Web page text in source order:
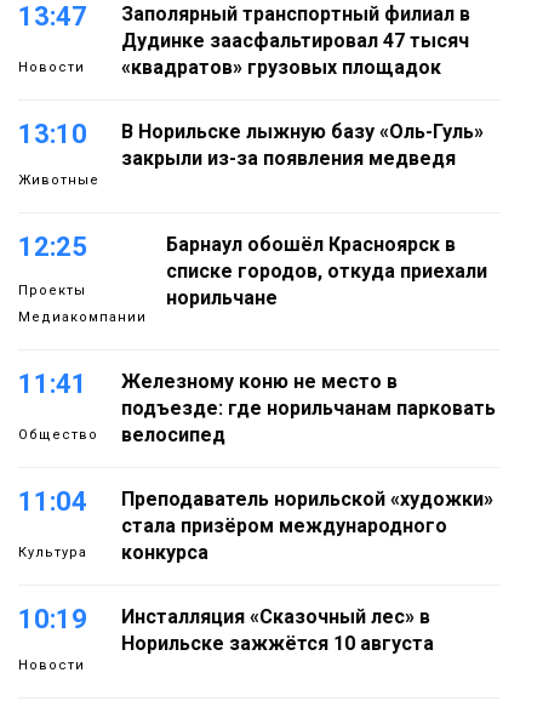
13:47
Новости
Заполярный транспортный филиал в
Дудинке заасфальтировал 47 тысяч
«квадратов» грузовых площадок
13:10
Животные
В Норильске лыжную базу «Оль-Гуль»
закрыли из-за появления медведя
12:25
Проекты
Медиакомпании
Барнаул обошёл Красноярск в
списке городов, откуда приехали
норильчане
11:41
Общество
Железному коню не место в
подъезде: где норильчанам парковать
велосипед
11:04
Культура
Преподаватель норильской «художки»
стала призёром международного
конкурса
10:19
Новости
Инсталляция «Сказочный лес» в
Норильске зажжётся 10 августа